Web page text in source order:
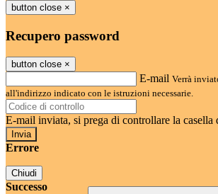
button close ×
Recupero password
button close ×
E-mail Verrà
all'indirizzo indicato con le istruzioni necessarie.
E-mail inviata, si prega di controllare la casella
Errore
Chiudi
Successo